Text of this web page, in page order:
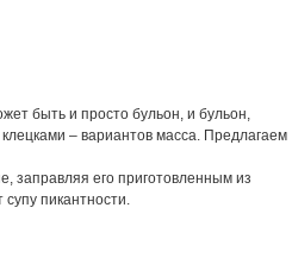
быть и просто бульон, и бульон,
– вариантов масса. Предлагаем
заправляя его приготовленным из
пикантности.